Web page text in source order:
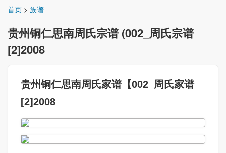
首页 > 族谱
贵州铜仁思南周氏宗谱 (002_周氏宗谱
[2]2008
贵州铜仁思南周氏家谱【002_周氏家谱
[2]2008